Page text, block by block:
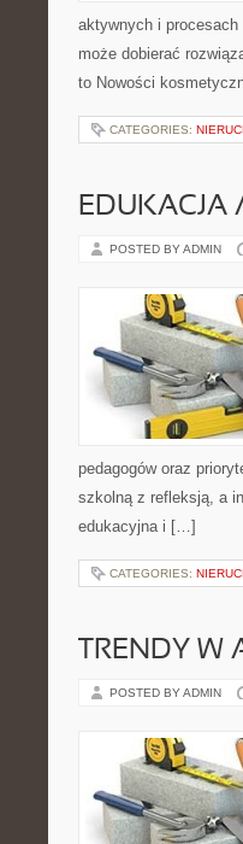
aktywnych i
może dobierać
to Nowości
CATEGORIES:
EDUKACJA
POSTED BY ADMIN
pedagogów oraz
szkolną z refleksją, a
edukacyjna i […]
CATEGORIES:
TRENDY W
POSTED BY ADMIN